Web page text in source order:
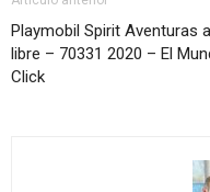
Playmobil Spirit Aventuras
libre – 70331 2020 – El
Click